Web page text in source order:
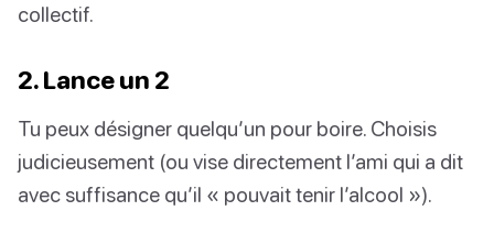
collectif.
2. Lance un 2
Tu peux désigner quelqu’un pour boire. Choisis
judicieusement (ou vise directement l’ami qui a dit
avec suffisance qu’il « pouvait tenir l’alcool »).